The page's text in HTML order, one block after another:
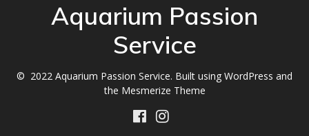
Aquarium Passion
Service
© 2022 Aquarium Passion Service. Built using WordPress and
the Mesmerize Theme